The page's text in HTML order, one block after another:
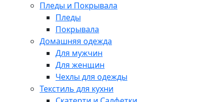
Пледы и Покрывала
Пледы
Покрывала
Домашняя одежда
Для мужчин
Для женщин
Чехлы для одежды
Текстиль для кухни